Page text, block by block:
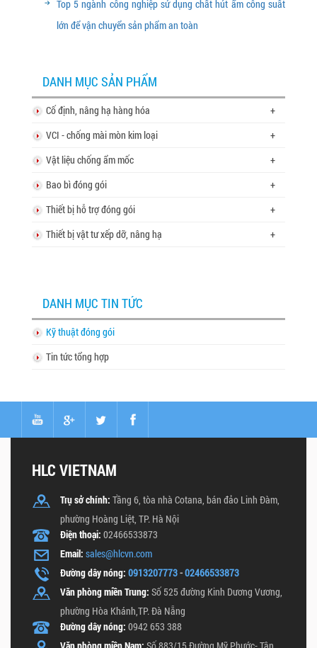
Top 5 ngành công nghiệp sử dụng chất hút ẩm công suất
lớn để vận chuyển sản phẩm an toàn
DANH MỤC SẢN PHẨM
Cố định, nâng hạ hàng hóa
+
VCI - chống mài mòn kim loại
+
Vật liệu chống ẩm mốc
+
Bao bì đóng gói
+
Thiết bị hỗ trợ đóng gói
+
Thiết bị vật tư xếp dỡ, nâng hạ
+
DANH MỤC TIN TỨC
Kỹ thuật đóng gói
Tin tức tổng hợp
HLC VIETNAM
Trụ sở chính: Tầng 6, tòa nhà Cotana, bán đảo Linh Đàm,
phường Hoàng Liệt, TP. Hà Nội
Điện thoại: 02466533873
Email: sales@hlcvn.com
Đường dây nóng: 0913207773-02466533873
Văn phòng miền Trung: Số 525 đường Kinh Dương Vương,
phường Hòa Khánh,TP. Đà Nẵng
Đường dây nóng: 0942 653 388